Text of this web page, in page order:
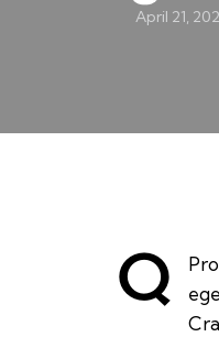
April 21,
Q